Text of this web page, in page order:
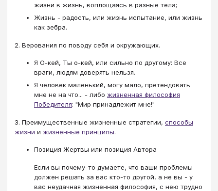
жизни в жизнь, воплощаясь в разные тела;
Жизнь - радость, или жизнь испытание, или жизнь
как зебра.
2. Верования по поводу себя и окружающих.
Я О-кей, Ты о-кей, или сильно по другому: Все
враги, людям доверять нельзя.
Я человек маленький, могу мало, претендовать
мне не на что... - либо жизненная философия
Победителя: "Мир принадлежит мне!"
3. Преимущественные жизненные стратегии, способы
жизни и жизненные принципы.
Позиция Жертвы или позиция Автора
Если вы почему-то думаете, что ваши проблемы
должен решать за вас кто-то другой, а не вы - у
вас неудачная жизненная философия, с нею трудно